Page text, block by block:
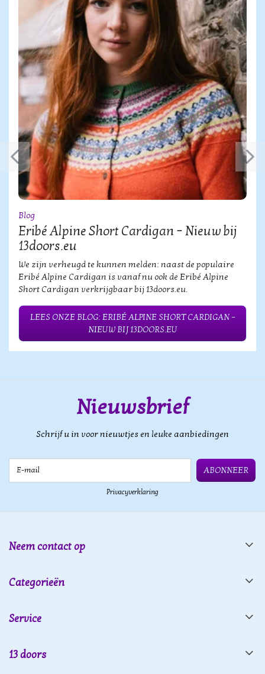
Blog
Eribé Alpine Short Cardigan – Nieuw bij
13doors.eu
We zijn verheugd te kunnen melden: naast de populaire
Eribé Alpine Cardigan is vanaf nu ook de Eribé Alpine
Short Cardigan verkrijgbaar bij 13doors.eu.
LEES ONZE BLOG: ERIBÉ ALPINE SHORT CARDIGAN –
NIEUW BIJ 13DOORS.EU
Nieuwsbrief
Schrijf u in voor nieuwtjes en leuke aanbiedingen
ABONNEER
Privacyverklaring
Neem contact op
Categorieën
Service
13 doors